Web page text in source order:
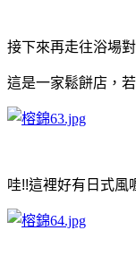
接下來再走往浴場
這是一家鬆餅店，
哇!!這裡好有日式風